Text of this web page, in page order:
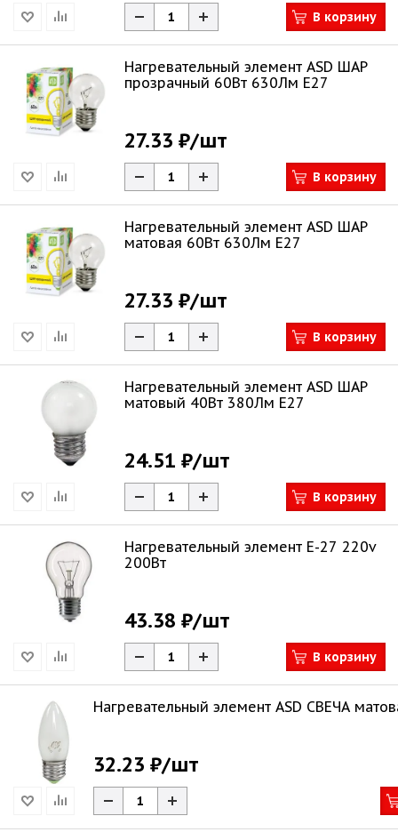
В корзину
Нагревательный элемент ASD ШАР
прозрачный 60Вт 630Лм Е27
27.33 ₽/шт
В корзину
Нагревательный элемент ASD ШАР
матовая 60Вт 630Лм Е27
27.33 ₽/шт
В корзину
Нагревательный элемент ASD ШАР
матовый 40Вт 380Лм Е27
24.51 ₽/шт
В корзину
Нагревательный элемент Е-27 220v
200Вт
43.38 ₽/шт
В корзину
Нагревательный элемент ASD СВЕЧА
32.23 ₽/шт